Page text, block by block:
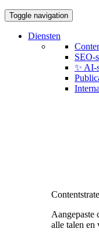
Toggle navigation
Diensten
SEO-
✨ AI-
Aangepaste
alle talen en